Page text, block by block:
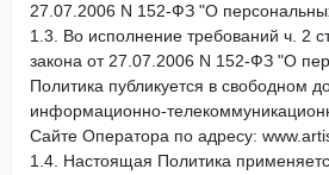
27.07.2006 N 152-ФЗ "О
1.3. Во исполнение требований ч. 2
закона от 27.07.2006 N 152-ФЗ "О
Политика публикуется в свободном
информационно-
Сайте Оператора по адресу:
1.4. Настоящая Политика